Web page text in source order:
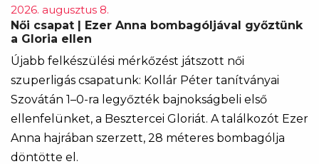
2026. augusztus 8.
Női csapat | Ezer Anna bombagóljával győztünk
a Gloria ellen
Újabb felkészülési mérkőzést játszott női
szuperligás csapatunk: Kollár Péter tanítványai
Szovátán 1–0-ra legyőzték bajnokságbeli első
ellenfelünket, a Besztercei Gloriát. A találkozót Ezer
Anna hajrában szerzett, 28 méteres bombagólja
döntötte el.